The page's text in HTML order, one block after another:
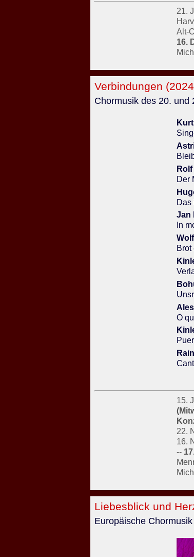
21.
Alt-
16.
Verbindungen
Chormusik des 20. und
Der
Das
Jan
In
Brot
O
15.
22.
16.
--
Liebesblick und
Europäische